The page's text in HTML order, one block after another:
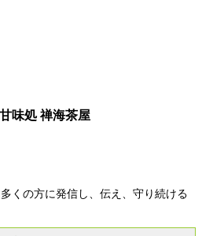
味処 禅海茶屋
くの方に発信し、伝え、守り続ける